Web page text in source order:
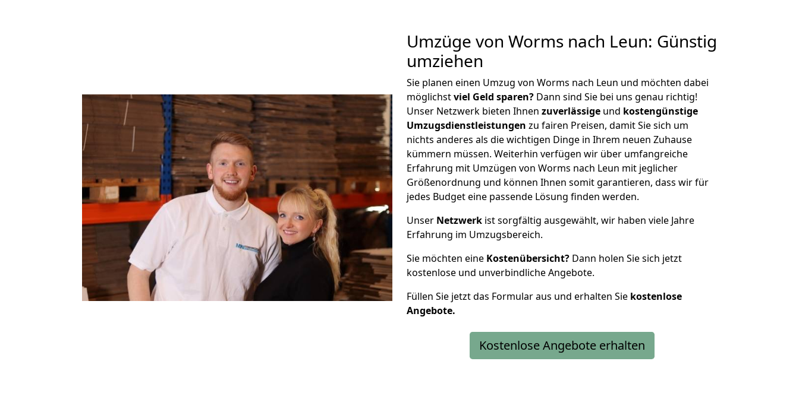
Umzüge von Worms nach Leun: Günstig
umziehen
Sie planen einen Umzug von Worms nach Leun und möchten dabei
möglichstviel Geld sparen? Dann sind Sie bei uns genau richtig!
Unser Netzwerk bieten Ihnen zuverlässige und kostengünstige
Umzugsdienstleistungen zu fairen Preisen, damit Sie sich um
nichts anderes als die wichtigen Dinge in Ihrem neuen Zuhause
kümmern müssen. Weiterhin verfügen wir über umfangreiche
Erfahrung mit Umzügen von Worms nach Leun mit jeglicher
Größenordnung und können Ihnen somit garantieren, dass wir für
jedes Budget eine passende Lösung finden werden.
Unser Netzwerk ist sorgfältig ausgewählt, wir haben viele Jahre
Erfahrung im Umzugsbereich.
Sie möchten eine Kostenübersicht? Dann holen Sie sich jetzt
kostenlose und unverbindliche Angebote.
Füllen Sie jetzt das Formular aus und erhalten Sie kostenlose
Angebote.
Kostenlose Angebote erhalten